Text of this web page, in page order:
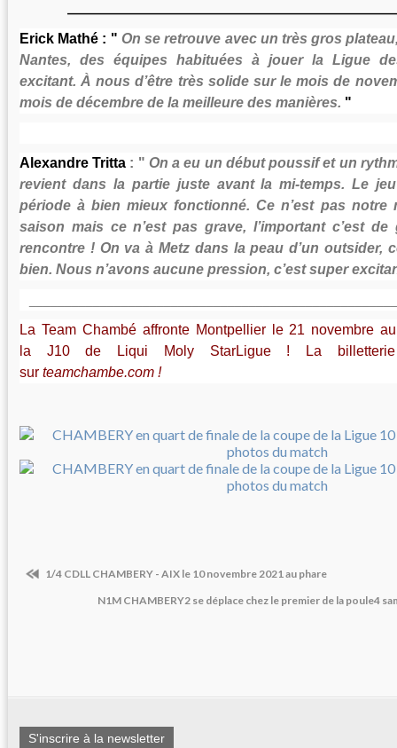
Erick Mathé : " On se retrouve avec un très gros
Nantes, des équipes habituées à jouer la Ligue
excitant. À nous d’être très solide sur le mois de
mois de décembre de la meilleure des manières. "
Alexandre Tritta : " On a eu un début poussif et un
revient dans la partie juste avant la mi-temps. Le
période à bien mieux fonctionné. Ce n’est pas notre
saison mais ce n’est pas grave, l’important c’est
rencontre ! On va à Metz dans la peau d’un outsider,
bien. Nous n’avons aucune pression, c’est super
La Team Chambé affronte Montpellier le 21 novembre
la J10 de Liqui Moly StarLigue ! La
sur teamchambe.com !
1/4 CDLL CHAMBERY - AIX le 10 novembre 2021 au phare
N1M CHAMBERY2 se déplace chez le premier de la poule4
S'inscrire à la newsletter